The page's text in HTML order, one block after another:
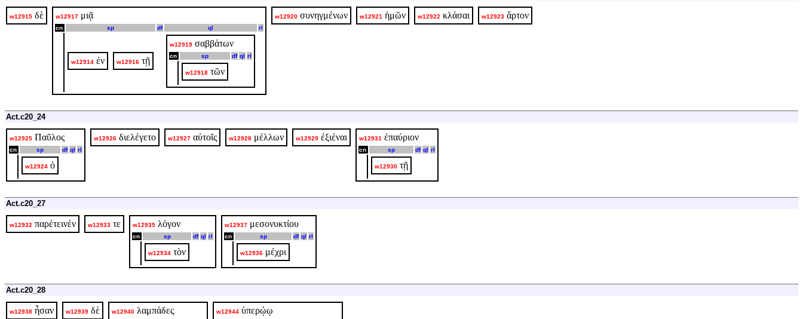
w12915 δὲ w12917 μιᾷ
cn sp df ql rl
w12914 ἐν w12916 τῇ
w12919 σαββάτων
cn sp df ql rl
w12918 τῶν
w12920 συνηγμένων w12921 ἡμῶν w12922 κλάσαι w12923 ἄρτον
Act.c20_24
w12925 Παῦλος
cn sp df ql rl
w12924 ὁ
w12926 διελέγετο w12927 αὐτοῖς w12928 μέλλων w12929 ἐξιέναι w12931 ἐπαύριον
cn sp df ql rl
w12930 τῇ
Act.c20_27
w12932 παρέτεινέν w12933 τε w12935 λόγον
cn sp df ql rl
w12934 τὸν
w12937 μεσονυκτίου
cn sp df ql rl
w12936 μέχρι
Act.c20_28
w12938 ἦσαν w12939 δὲ w12940 λαμπάδες w12944 ὑπερῴῳ